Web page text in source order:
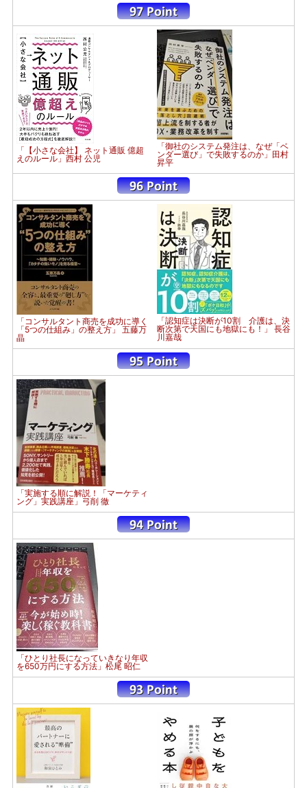
「【小さな会社】 ネット通販 億超
えのルール」西村 公児
「御社のシステム発注は、なぜ「ベ
ンダー選び」で失敗するのか」田村
昇平
「コンサルタント商売を成功に導く
「5つの仕組み」の整え方」 五藤万
晶
「認知症は決断が10割 介護は、決
断次第で天国にも地獄にも！」 長谷
川嘉哉
「実施する順に解説！「マーケティ
ング」実践講座」弓削 徹
「ひとり社長になっていきなり年収
を650万円にする方法」松尾 昭仁